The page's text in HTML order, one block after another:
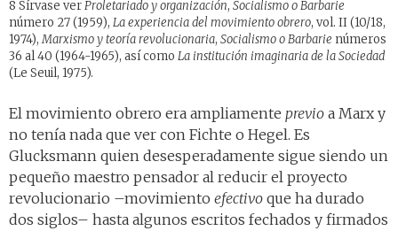
8 Sírvase verProletariado y organización, Socialismo o Barbarie
número 27 (1959), La experiencia del movimiento obrero, vol. II (10/18,
1974),Marxismo y teoría revolucionaria, Socialismo o Barbarie números
36 al 40 (1964-1965), así como La institución imaginaria de la Sociedad
(Le Seuil, 1975).
El movimiento obrero era ampliamente previo a Marx y
no tenía nada que ver con Fichte o Hegel. Es
Glucksmann quien desesperadamente sigue siendo un
pequeño maestro pensador al reducir el proyecto
revolucionario –movimiento efectivo que ha durado
dos siglos– hasta algunos escritos fechados y firmados